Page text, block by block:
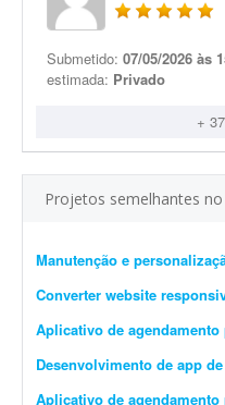
Submetido: 07/05/2026 às
estimada: Privado
+
Projetos semelhantes no
Manutenção e
Converter website
Aplicativo de agendamento
Desenvolvimento de app
Aplicativo de agendamento